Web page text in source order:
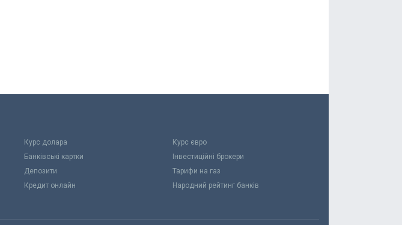
Курс долара
Курс євро
Банківські картки
Інвестиційні брокери
Депозити
Тарифи на газ
Кредит онлайн
Народний рейтинг банків